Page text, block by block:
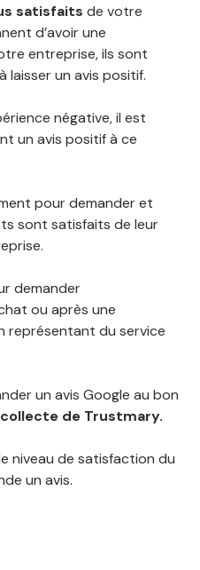
satisfaits de votre
d’avoir une
entreprise, ils sont
laisser un avis positif.
négative, il est
un avis positif à ce
pour demander et
sont satisfaits de leur
demander
ou après une
représentant du service
un avis Google au bon
de Trustmary.
niveau de satisfaction du
un avis.